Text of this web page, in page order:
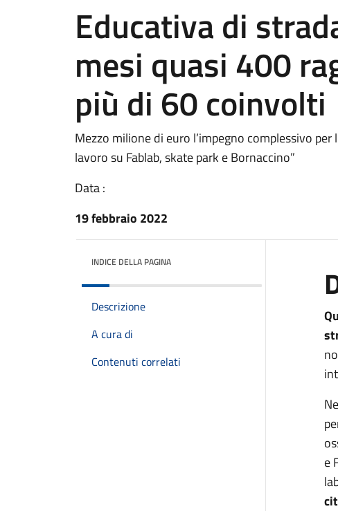
Educativa di
mesi quasi 400
più di 60 coinvolti
Mezzo milione di euro l’impegno complessivo per
lavoro su Fablab, skate park e Bornaccino”
Data :
19 febbraio 2022
INDICE DELLA PAGINA
Descrizione
A cura di
Contenuti correlati
e